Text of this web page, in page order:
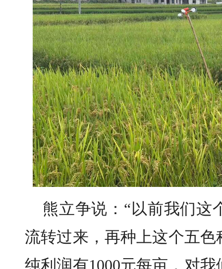
熊立争说：“以前我们这
流转过来，再种上这个五
纯利润有1000元每亩，对